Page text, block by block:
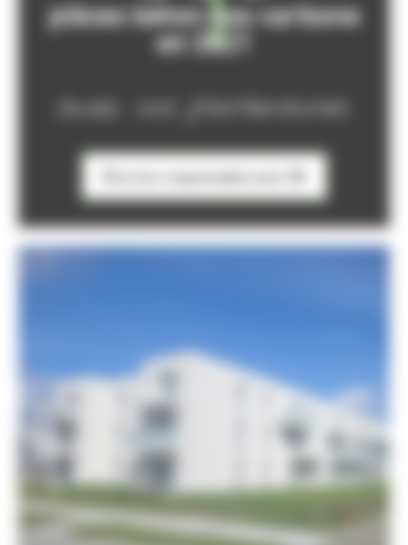
pièces béton bas carbone
en 2021
avec nos partenaires.